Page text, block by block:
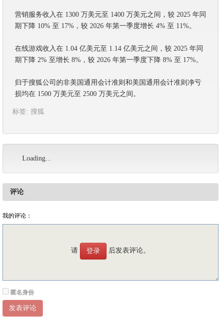
营销服务收入在 1300 万美元至 1400 万美元之间，较 2025 年同
期下降 10% 至 17%，较 2026 年第一季度增长 4% 至 11%。
在线游戏收入在 1.04 亿美元至 1.14 亿美元之间，较 2025 年同
期下降 2% 至增长 8%，较 2026 年第一季度下降 8% 至 17%。
归于搜狐公司的非美国通用会计准则和美国通用会计准则净亏
损均在 1500 万美元至 2500 万美元之间。
标签: 搜狐
Loading...
评论
我的评论：
匿名身份
发表评论
请 登录 后发表评论。